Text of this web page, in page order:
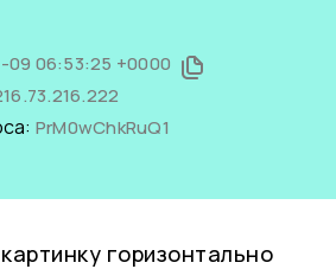
06:53:25 +0000
PrM0wChkRuQ1
горизонтально